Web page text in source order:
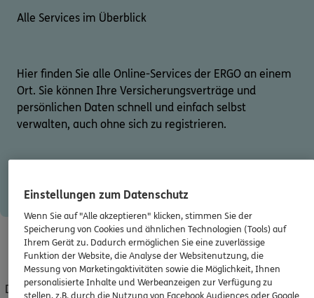
Alle Services im Überblick
Hier finden Sie alle Online-Services der ERGO an einem
Ort. Sie können Ihre Versicherungsverträge und
persönlichen Daten schnell und einfach selbst
verwalten, auch ohne sich zu registrieren.
Nicht sicher, was Sie benötigen?
Dann lassen Sie sich helfen. Die Experten von ERGO sind gern
Einstellungen zum Datenschutz
Wenn Sie auf "Alle akzeptieren" klicken, stimmen Sie der
Speicherung von Cookies und ähnlichen Technologien (Tools) auf
Ihrem Gerät zu. Dadurch ermöglichen Sie eine zuverlässige
Funktion der Website, die Analyse der Websitenutzung, die
Messung von Marketingaktivitäten sowie die Möglichkeit, Ihnen
personalisierte Inhalte und Werbeanzeigen zur Verfügung zu